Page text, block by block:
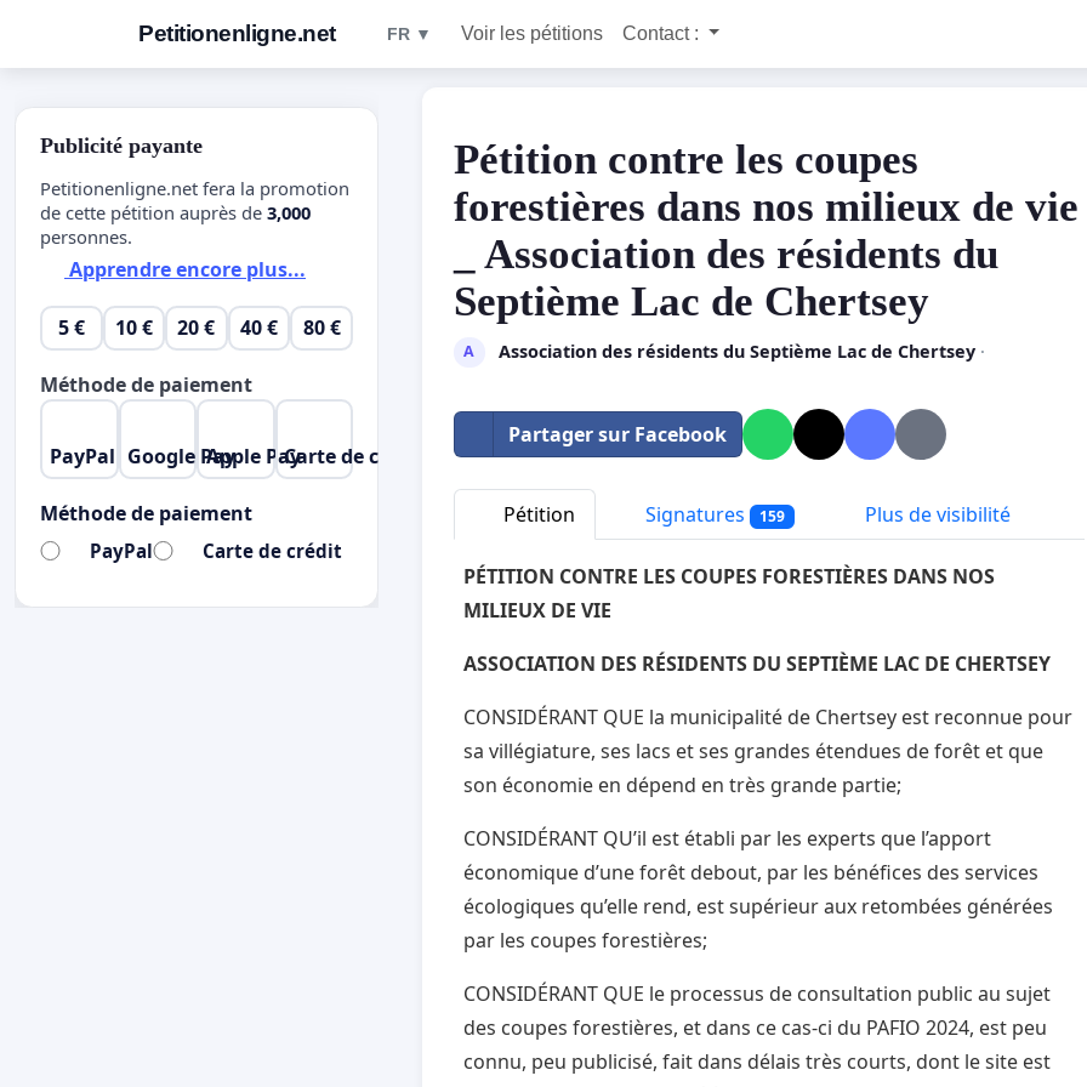
Petitionenligne.net FR ▼ Voir les pétitions Contact :
Pétition contre les coupes
forestières dans nos milieux de vie
_ Association des résidents du
Septième Lac de Chertsey
A Association des résidents du Septième Lac de Chertsey·
Partager sur Facebook
Pétition Signatures 159 Plus de visibilité
PÉTITION CONTRE LES COUPES FORESTIÈRES DANS NOS
MILIEUX DE VIE
ASSOCIATION DES RÉSIDENTS DU SEPTIÈME LAC DE CHERTSEY
CONSIDÉRANT QUE la municipalité de Chertsey est reconnue pour
sa villégiature, ses lacs et ses grandes étendues de forêt et que
son économie en dépend en très grande partie;
CONSIDÉRANT QU’il est établi par les experts que l’apport
économique d’une forêt debout, par les bénéfices des services
écologiques qu’elle rend, est supérieur aux retombées générées
par les coupes forestières;
CONSIDÉRANT QUE le processus de consultation public au sujet
des coupes forestières, et dans ce cas-ci du PAFIO 2024, est peu
connu, peu publicisé, fait dans délais très courts, dont le site est
Publicité payante
Petitionenligne.net fera la promotion
de cette pétition auprès de 3,000
personnes.
Apprendre encore plus...
5 € 10 € 20 € 40 € 80 €
Méthode de paiement
PayPal Google PayApple PayCarte de crédit
Méthode de paiement
PayPal Carte de crédit